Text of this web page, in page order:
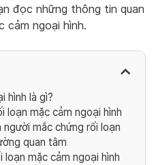
đọc những thông tin quan
cảm ngoại hình.
hình là gì?
loạn mặc cảm ngoại hình
mắc chứng rối loạn
quan tâm
loạn mặc cảm ngoại hình